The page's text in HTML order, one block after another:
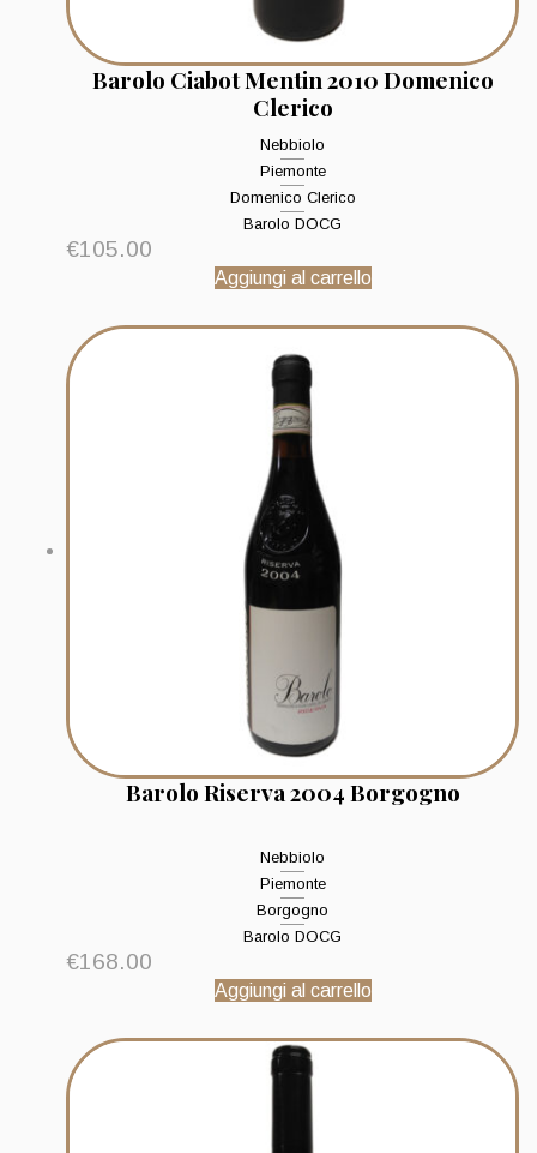
Barolo Ciabot Mentin 2010 Domenico
Clerico
Nebbiolo
Piemonte
Domenico Clerico
Barolo DOCG
€105.00
Aggiungi al carrello
Barolo Riserva 2004 Borgogno
Nebbiolo
Piemonte
Borgogno
Barolo DOCG
€168.00
Aggiungi al carrello